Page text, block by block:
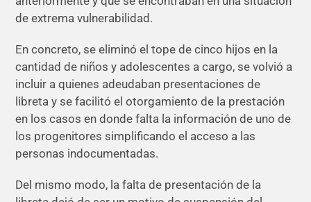
de extrema vulnerabilidad.
En concreto, se eliminó el tope de cinco hijos en la
cantidad de niños y adolescentes a cargo, se volvió a
incluir a quienes adeudaban presentaciones de
libreta y se facilitó el otorgamiento de la prestación
en los casos en donde falta la información de uno de
los progenitores simplificando el acceso a las
personas indocumentadas.
Del mismo modo, la falta de presentación de la